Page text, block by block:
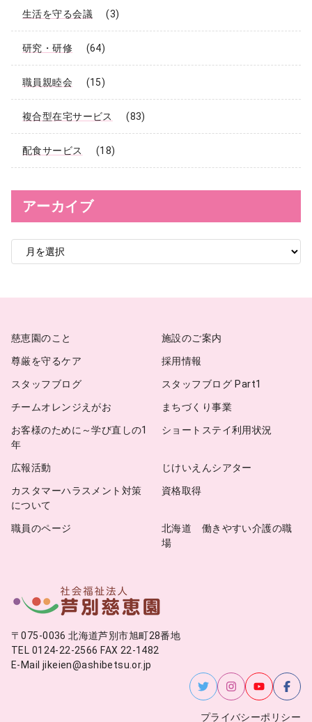
生活を守る会議 (3)
研究・研修 (64)
職員親睦会 (15)
複合型在宅サービス (83)
配食サービス (18)
アーカイブ
ア
カ
慈恵園のこと
施設のご案内
尊厳を守るケア
採用情報
スタッフブログ
スタッフブログ Part1
チームオレンジえがお
まちづくり事業
お客様のために～学び直しの1
年
ショートステイ利用状況
広報活動
じけいえんシアター
カスタマーハラスメント対策
について
資格取得
職員のページ
北海道 働きやすい介護の職
場
〒075-0036 北海道芦別市旭町28番地
TEL 0124-22-2566 FAX 22-1482
E-Mail jikeien@ashibetsu.or.jp
プライバシーポリシー